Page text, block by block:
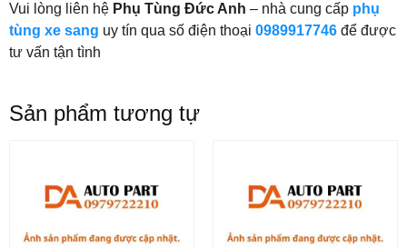
Vui lòng liên hệ Phụ Tùng Đức Anh – nhà cung cấp phụ
tùng xe sang uy tín qua số điện thoại 0989917746 để được
tư vấn tận tình
Sản phẩm tương tự